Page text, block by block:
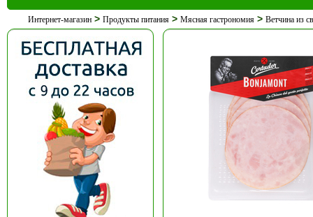
Интернет-магазин> Продукты питания> Мясная гастрономия> Ветчина из